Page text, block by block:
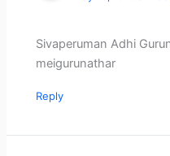
Sivaperuman Adhi
meigurunathar
Reply